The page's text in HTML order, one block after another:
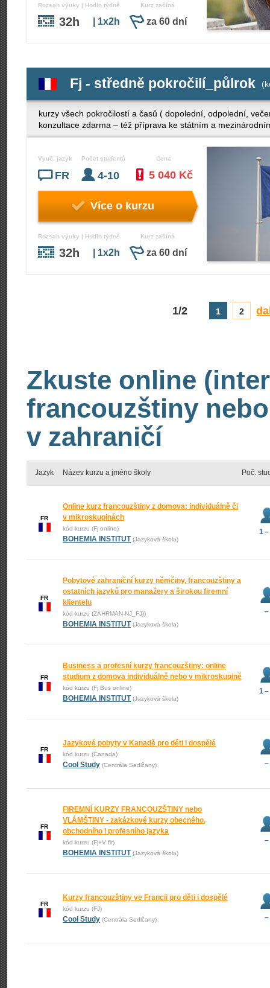
Rozsah výuky | Hodin týdně
32h | 1x2h
Kurz začíná
za 60 dní
Fj - středně pokročilí_půlrok
kurzy všech pokročilostí a časů ( dopolední, odpolední,
konzultace zdarma – též příprava ke státním a
Vyuč. jazyk
FR
Počet studentů
4-10
Cena
5 040 Kč
Více o kurzu
Rozsah výuky | Hodin týdně
32h | 1x2h
Kurz začíná
za 60 dní
1/2 1 2
Zkuste online
francouzštiny
v zahraničí
Jazyk Název kurzu a jméno školy Poč.
FR
Online kurz francouzštiny z domova: individuálně či
v mikroskupinách
kód kurzu (Fj online)
BOHEMIA INSTITUT (Jazyková škola)
1
FR
Pobytové zahraniční kurzy němčiny, francouzštiny a
ostatních jazyků pro manažery a širokou firemní
klientelu
kód kurzu (ZAHRMAN-NJ_FJ))
BOHEMIA INSTITUT (Jazyková škola)
–
FR
Business a profesní kurzy francouzštiny: online
studium z domova individuálně nebo v mikroskupině
kód kurzu (Fj Bus online)
BOHEMIA INSTITUT (Jazyková škola)
1
FR
Jazykové pobyty v Kanadě pro děti i dospělé
kód kurzu (Canada)
Cool Study (Centrála Sedlčany) –
FR
FIREMNÍ KURZY FRANCOUZŠTINY nebo
VLÁMŠTINY - zakázkové kurzy obecného,
obchodního i profesního jazyka
kód kurzu (Fj+V fir)
BOHEMIA INSTITUT (Jazyková škola)
–
FR
Kurzy francouzštiny ve Francii pro děti i dospělé
kód kurzu (FJ)
Cool Study (Centrála Sedlčany) –